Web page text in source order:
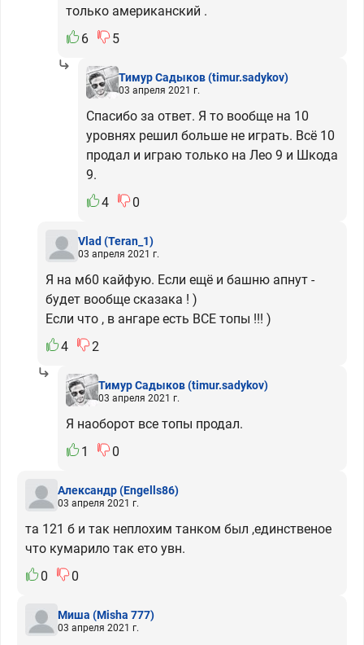
только американский .
6
5
Тимур Садыков(timur.sadykov)
03 апреля 2021 г.
Спасибо за ответ. Я то вообще на 10
уровнях решил больше не играть. Всё 10
продал и играю только на Лео 9 и Шкода
9.
4
0
Vlad(Teran_1)
03 апреля 2021 г.
Я на м60 кайфую. Если ещё и башню апнут -
будет вообще сказака ! )
Если что , в ангаре есть ВСЕ топы !!! )
4
2
Тимур Садыков(timur.sadykov)
03 апреля 2021 г.
Я наоборот все топы продал.
1
0
Александр(Engells86)
03 апреля 2021 г.
та 121 б и так неплохим танком был ,единственое
что кумарило так ето увн.
0
0
Миша (Misha 777)
03 апреля 2021 г.